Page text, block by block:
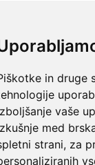
in druge
vaše
med
strani, za
sistemov
energetskih
Osrednje
Državni
Državni portal